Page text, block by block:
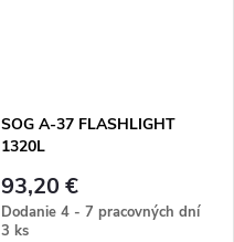
SOG A-37 FLASHLIGHT
1320L
93,20 €
Dodanie 4 - 7 pracovných dní
3 ks